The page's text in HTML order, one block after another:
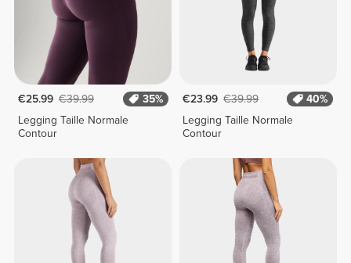
€25.99 €39.99
35%
Legging Taille Normale
Contour
€23.99 €39.99
40%
Legging Taille Normale
Contour